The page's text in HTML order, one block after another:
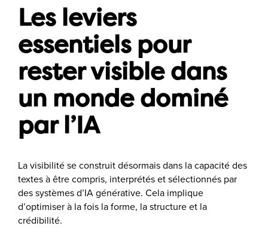
Les leviers
essentiels pour
rester visible dans
un monde dominé
par l’IA
La visibilité se construit désormais dans la capacité des
textes à être compris, interprétés et sélectionnés par
des systèmes d’IA générative. Cela implique
d’optimiser à la fois la forme, la structure et la
crédibilité.